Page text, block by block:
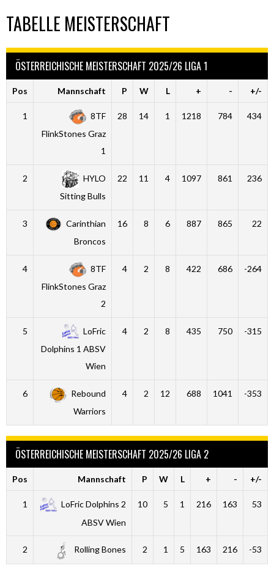
TABELLE MEISTERSCHAFT
ÖSTERREICHISCHE MEISTERSCHAFT 2025/26 LIGA 1
Pos Mannschaft P W L + - +/-
1
8TF
FlinkStones Graz
1
28 14 1 1218 784 434
2
HYLO
Sitting Bulls
22 11 4 1097 861 236
3
Carinthian
Broncos
16 8 6 887 865 22
4
8TF
FlinkStones Graz
2
4 2 8 422 686 -264
5
LoFric
Dolphins 1 ABSV
Wien
4 2 8 435 750 -315
6
Rebound
Warriors
4 2 12 688 1041 -353
ÖSTERREICHISCHE MEISTERSCHAFT 2025/26 LIGA 2
Pos Mannschaft P W L + - +/-
1
LoFric Dolphins 2
ABSV Wien
10 5 1 216 163 53
2 Rolling Bones 2 1 5 163 216 -53